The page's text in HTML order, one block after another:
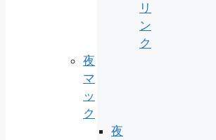
リ
ン
ク
夜
マ
ッ
ク
夜